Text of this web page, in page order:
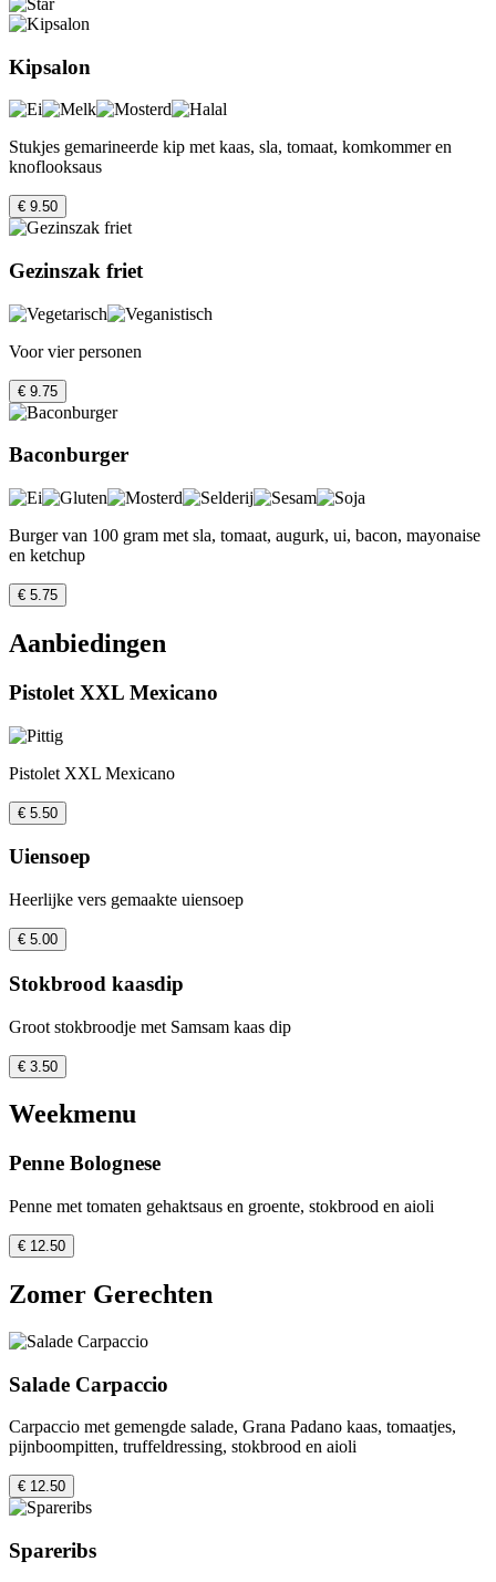
Kipsalon
Stukjes gemarineerde kip met kaas, sla, tomaat, komkommer en
knoflooksaus
€ 9.50
Gezinszak friet
Voor vier personen
€ 9.75
Baconburger
Burger van 100 gram met sla, tomaat, augurk, ui, bacon, mayonaise
en ketchup
€ 5.75
Aanbiedingen
Pistolet XXL Mexicano
Pistolet XXL Mexicano
€ 5.50
Uiensoep
Heerlijke vers gemaakte uiensoep
€ 5.00
Stokbrood kaasdip
Groot stokbroodje met Samsam kaas dip
€ 3.50
Weekmenu
Penne Bolognese
Penne met tomaten gehaktsaus en groente, stokbrood en aioli
€ 12.50
Zomer Gerechten
Salade Carpaccio
Carpaccio met gemengde salade, Grana Padano kaas, tomaatjes,
pijnboompitten, truffeldressing, stokbrood en aioli
€ 12.50
Spareribs